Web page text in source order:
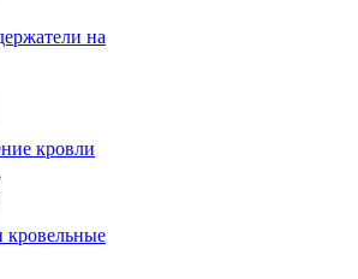
на
кровли
кровельные